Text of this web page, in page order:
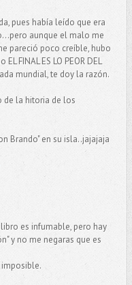
pues había leído que era
aunque el malo me
pareció poco creíble, hubo
FINAL ES LO PEOR DEL
mundial, te doy la razón.
de la hitoria de los
Brando" en su isla..jajajaja
es infumable, pero hay
y no me negaras que es
imposible.